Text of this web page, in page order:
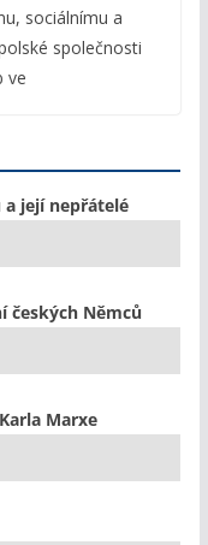
sociálnímu a
společnosti
ve
a její nepřátelé
českých Němců
Marxe